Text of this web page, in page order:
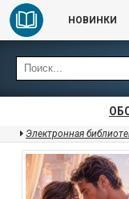
НОВИНКИ
Электронная